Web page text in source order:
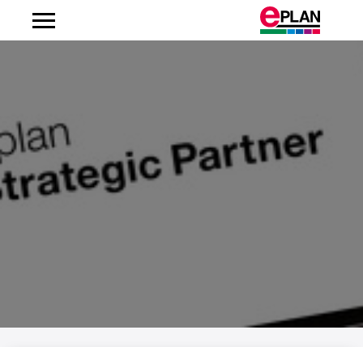
Argentinien
Australien
Belgien
Brunei